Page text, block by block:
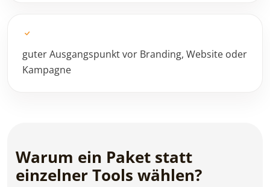
guter Ausgangspunkt vor Branding, Website oder
Kampagne
Warum ein Paket statt
einzelner Tools wählen?